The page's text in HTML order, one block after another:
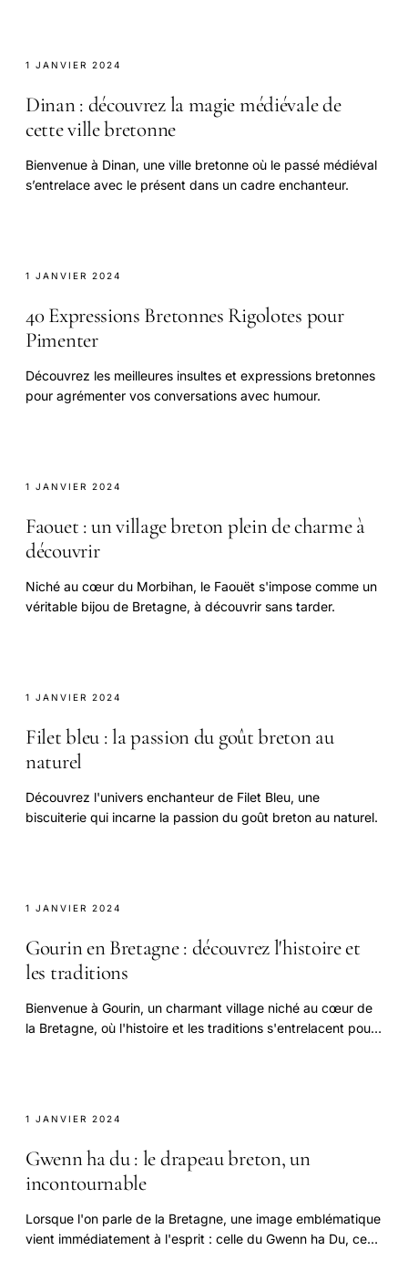
1 JANVIER 2024
Dinan : découvrez la magie médiévale de
cette ville bretonne
Bienvenue à Dinan, une ville bretonne où le passé médiéval
s’entrelace avec le présent dans un cadre enchanteur.
1 JANVIER 2024
40 Expressions Bretonnes Rigolotes pour
Pimenter
Découvrez les meilleures insultes et expressions bretonnes
pour agrémenter vos conversations avec humour.
1 JANVIER 2024
Faouet : un village breton plein de charme à
découvrir
Niché au cœur du Morbihan, le Faouët s'impose comme un
véritable bijou de Bretagne, à découvrir sans tarder.
1 JANVIER 2024
Filet bleu : la passion du goût breton au
naturel
Découvrez l'univers enchanteur de Filet Bleu, une
biscuiterie qui incarne la passion du goût breton au naturel.
1 JANVIER 2024
Gourin en Bretagne : découvrez l'histoire et
les traditions
Bienvenue à Gourin, un charmant village niché au cœur de
la Bretagne, où l'histoire et les traditions s'entrelacent pour
1 JANVIER 2024
Gwenn ha du : le drapeau breton, un
incontournable
Lorsque l'on parle de la Bretagne, une image emblématique
vient immédiatement à l'esprit : celle du Gwenn ha Du, ce